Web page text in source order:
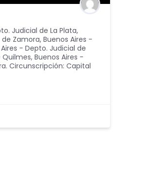
Judicial de La Plata,
de Zamora, Buenos Aires -
- Depto. Judicial de
Quilmes, Buenos Aires -
Circunscripción: Capital